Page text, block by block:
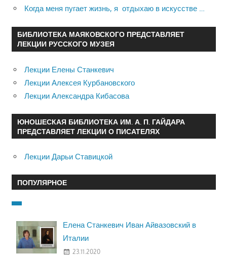
Когда меня пугает жизнь, я отдыхаю в искусстве …
БИБЛИОТЕКА МАЯКОВСКОГО ПРЕДСТАВЛЯЕТ
ЛЕКЦИИ РУССКОГО МУЗЕЯ
Лекции Елены Станкевич
Лекции Алексея Курбановского
Лекции Александра Кибасова
ЮНОШЕСКАЯ БИБЛИОТЕКА ИМ. А. П. ГАЙДАРА
ПРЕДСТАВЛЯЕТ ЛЕКЦИИ О ПИСАТЕЛЯХ
Лекции Дарьи Ставицкой
ПОПУЛЯРНОЕ
Елена Станкевич Иван Айвазовский в
Италии
23.11.2020